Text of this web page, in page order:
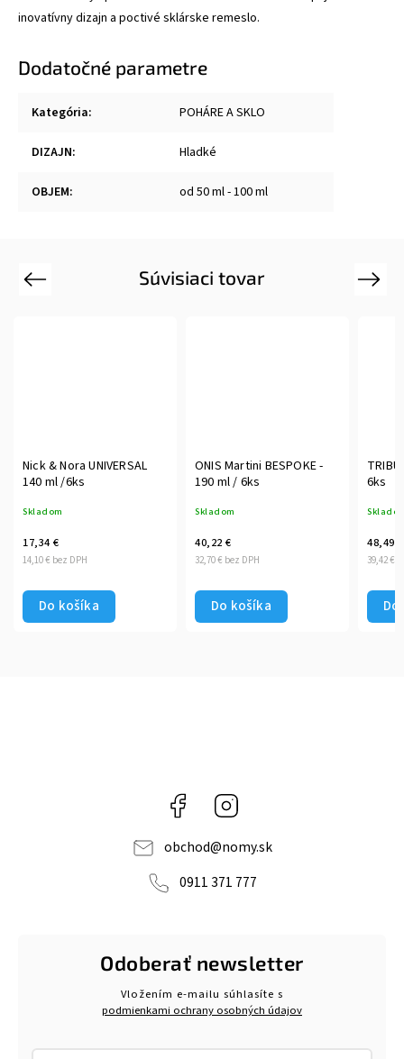
inovatívny dizajn a poctivé sklárske remeslo.
Dodatočné parametre
Kategória: POHÁRE A SKLO
DIZAJN: Hladké
OBJEM: od 50 ml - 100 ml
Súvisiaci tovar
Previous
Nick & Nora UNIVERSAL
140 ml /6ks
Skladom
14,10 € bez DPH
17,34 €
Do košíka
ONIS Martini BESPOKE -
190 ml / 6ks
Skladom
32,70 € bez DPH
40,22 €
Do košíka
6ks
39,42 €
48,49 €
Next
Facebook
obchod@nomy.sk
0911 371 777
Odoberať newsletter
Vložením e-mailu súhlasíte s
podmienkami ochrany osobných údajov